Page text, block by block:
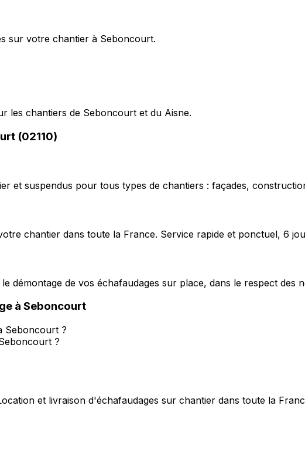
sur votre chantier à Seboncourt.
les chantiers de Seboncourt et du Aisne.
(02110)
et suspendus pour tous types de chantiers : façades,
chantier dans toute la France. Service rapide et ponctuel, 6
démontage de vos échafaudages sur place, dans le respect des
à Seboncourt
Seboncourt ?
?
et livraison d'échafaudages sur chantier dans toute la